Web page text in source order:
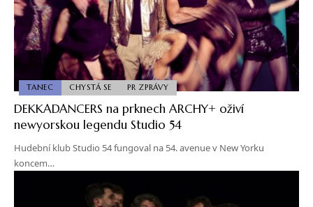
TANEC CHYSTÁ SE PR ZPRÁVY
DEKKADANCERS na prknech ARCHY+ oživí
newyorskou legendu Studio 54
Hudební klub Studio 54 fungoval na 54. avenue v New Yorku
koncem…